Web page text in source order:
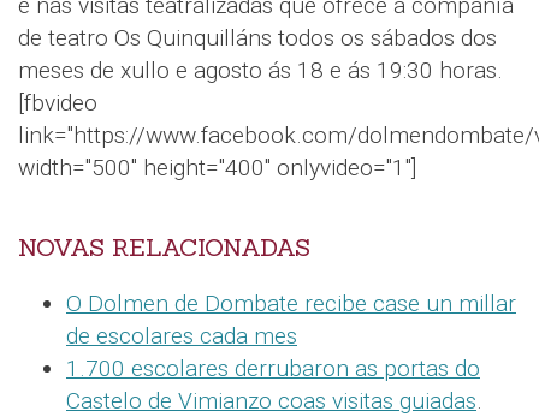
e nas visitas teatralizadas que ofrece a compañía
de teatro Os Quinquilláns todos os sábados dos
meses de xullo e agosto ás 18 e ás 19:30 horas.
[fbvideo
link="https://www.facebook.com/
width="500" height="400" onlyvideo="1"]
NOVAS RELACIONADAS
O Dolmen de Dombate recibe case un millar
de escolares cada mes
1.700 escolares derrubaron as portas do
Castelo de Vimianzo coas visitas guiadas.